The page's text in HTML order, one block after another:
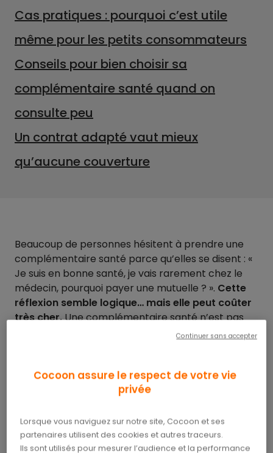
Cas pratiques : pourquoi c’est utile
même pour les petits consommateurs
Conseils pour bien choisir sa
complémentaire santé quand on
consulte peu
Un contrat adapté vaut mieux
qu’aucune couverture
Beaucoup de personnes hésitent à prendre une
complémentaire santé parce qu’elles se disent : «
Je suis en bonne santé, je vais rarement chez le
médecin, pourquoi payer une mutuelle ? ». Cette
réflexion semble logique… mais elle peut coûter
très cher.Une complémentaire santé n’est pas
seulement utile pour les consultations courantes,
peu.
à prendre une
Cocoon assure le respect de votre vie
privée
Lorsque vous naviguez sur notre site, Cocoon et ses
partenaires utilisent des cookies et autres traceurs.
Ils sont utilisés pour mesurer l’audience et la performance
Continuer sans accepter